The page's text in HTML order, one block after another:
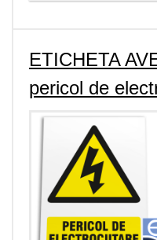
ETICHETA
pericol de